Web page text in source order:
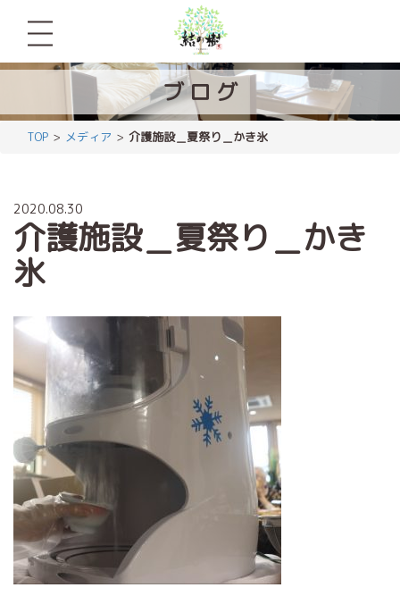
ブロ グ
TOP メディア 介護施設＿夏祭り＿かき氷
2020.08.30
介護施設＿夏祭り＿かき
氷